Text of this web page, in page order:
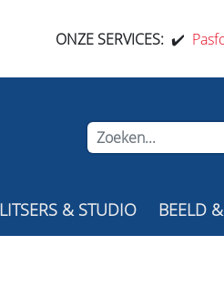
ONZE SERVICES: ✔️
& STUDIO BEELD